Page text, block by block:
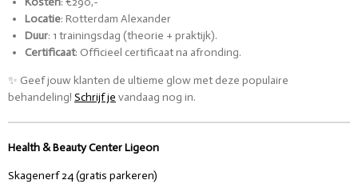
Locatie: Rotterdam Alexander
Duur: 1 trainingsdag (theorie + praktijk).
Certificaat: Officieel certificaat na afronding.
✨ Geef jouw klanten de ultieme glow met deze populaire
behandeling! Schrijf je vandaag nog in.
Health & Beauty Center Ligeon
Skagenerf 24 (gratis parkeren)